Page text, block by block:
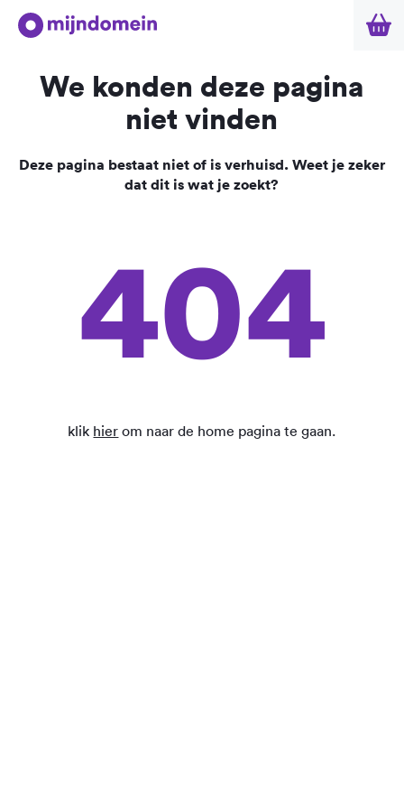
We konden deze pagina
niet vinden
Deze pagina bestaat niet of is verhuisd. Weet je zeker
dat dit is wat je zoekt?
404
klik hier om naar de home pagina te gaan.